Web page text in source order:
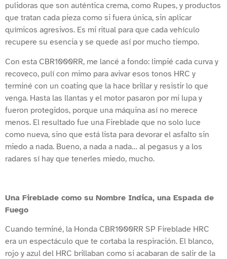
pulidoras que son auténtica crema, como Rupes, y productos
que tratan cada pieza como si fuera única, sin aplicar
químicos agresivos. Es mi ritual para que cada vehículo
recupere su esencia y se quede así por mucho tiempo.
Con esta CBR1000RR, me lancé a fondo: limpié cada curva y
recoveco, pulí con mimo para avivar esos tonos HRC y
terminé con un coating que la hace brillar y resistir lo que
venga. Hasta las llantas y el motor pasaron por mi lupa y
fueron protegidos, porque una máquina así no merece
menos. El resultado fue una Fireblade que no solo luce
como nueva, sino que está lista para devorar el asfalto sin
miedo a nada. Bueno, a nada a nada… al pegasus y a los
radares sí hay que tenerles miedo, mucho.
Una Fireblade como su Nombre Indica, una Espada de
Fuego
Cuando terminé, la Honda CBR1000RR SP Fireblade HRC
era un espectáculo que te cortaba la respiración. El blanco,
rojo y azul del HRC brillaban como si acabaran de salir de la